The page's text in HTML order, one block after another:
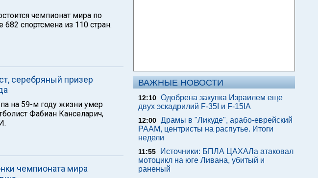
чемпионат мира по
спортсмена из 110 стран.
серебряный призер
на 59-м году жизни умер
Фабиан Канселарич,
чемпионата мира
ВАЖНЫЕ НОВОСТИ
12:10 Одобрена закупка Израилем еще
двух эскадрилий F-35I и F-15IA
12:00 Драмы в "Ликуде", арабо-еврейский
РААМ, центристы на распутье. Итоги
недели
11:55
Источники: БПЛА ЦАХАЛа атаковал
мотоцикл на юге Ливана, убитый и
раненый